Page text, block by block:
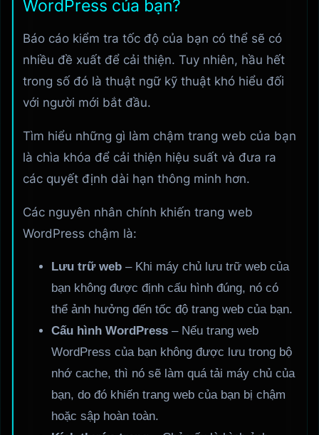
WordPress của bạn?
Báo cáo kiểm tra tốc độ của bạn có thể sẽ có
nhiều đề xuất để cải thiện. Tuy nhiên, hầu hết
trong số đó là thuật ngữ kỹ thuật khó hiểu đối
với người mới bắt đầu.
Tìm hiểu những gì làm chậm trang web của bạn
là chìa khóa để cải thiện hiệu suất và đưa ra
các quyết định dài hạn thông minh hơn.
Các nguyên nhân chính khiến trang web
WordPress chậm là:
Lưu trữ web – Khi máy chủ lưu trữ web của
bạn không được định cấu hình đúng, nó có
thể ảnh hưởng đến tốc độ trang web của bạn.
Cấu hình WordPress – Nếu trang web
WordPress của bạn không được lưu trong bộ
nhớ cache, thì nó sẽ làm quá tải máy chủ của
bạn, do đó khiến trang web của bạn bị chậm
hoặc sập hoàn toàn.